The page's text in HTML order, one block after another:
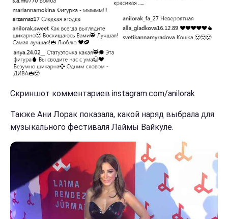
Скриншот комментариев instagram.com/anilorak
Также Ани Лорак показала, какой наряд выбрала для
музыкального фестиваля Лаймы Вайкуле.